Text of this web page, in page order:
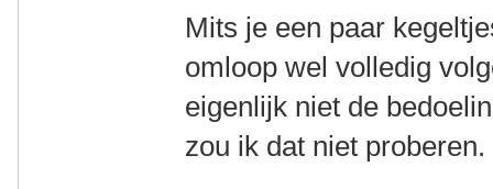
Mits je een paar
omloop wel volledig
eigenlijk niet de
zou ik dat niet proberen.